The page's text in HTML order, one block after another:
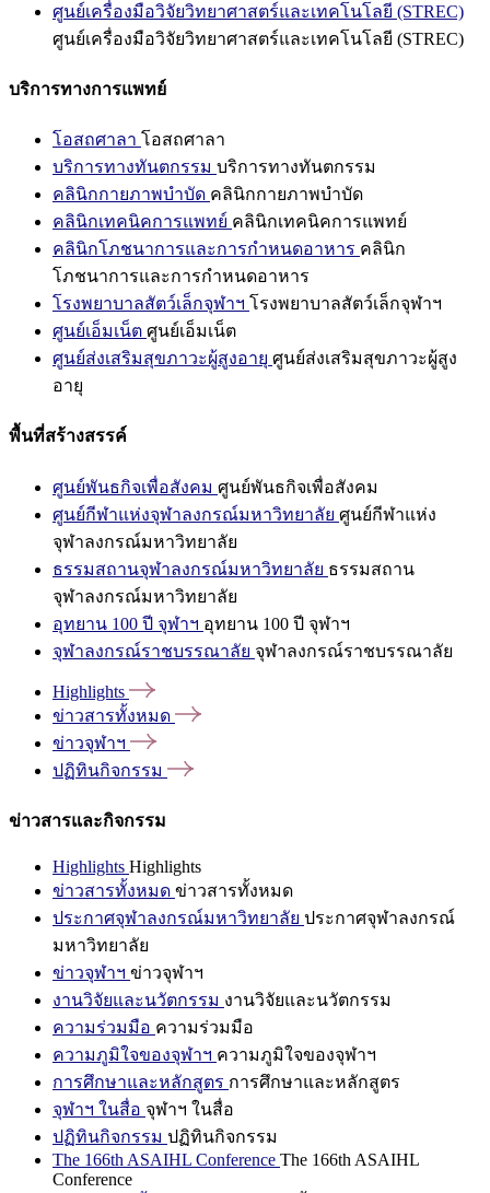
ศูนย์เครื่องมือวิจัยวิทยาศาสตร์และเทคโนโลยี (STREC)
ศูนย์เครื่องมือวิจัยวิทยาศาสตร์และเทคโนโลยี (STREC)
บริการทางการแพทย์
โอสถศาลา โอสถศาลา
บริการทางทันตกรรม บริการทางทันตกรรม
คลินิกกายภาพบำบัด คลินิกกายภาพบำบัด
คลินิกเทคนิคการแพทย์ คลินิกเทคนิคการแพทย์
คลินิกโภชนาการและการกำหนดอาหาร คลินิก
โภชนาการและการกำหนดอาหาร
โรงพยาบาลสัตว์เล็กจุฬาฯ โรงพยาบาลสัตว์เล็กจุฬาฯ
ศูนย์เอ็มเน็ต ศูนย์เอ็มเน็ต
ศูนย์ส่งเสริมสุขภาวะผู้สูงอายุ ศูนย์ส่งเสริมสุขภาวะผู้สูง
อายุ
พื้นที่สร้างสรรค์
ศูนย์พันธกิจเพื่อสังคม ศูนย์พันธกิจเพื่อสังคม
ศูนย์กีฬาแห่งจุฬาลงกรณ์มหาวิทยาลัย ศูนย์กีฬาแห่ง
จุฬาลงกรณ์มหาวิทยาลัย
ธรรมสถานจุฬาลงกรณ์มหาวิทยาลัย ธรรมสถาน
จุฬาลงกรณ์มหาวิทยาลัย
อุทยาน 100 ปี จุฬาฯ อุทยาน 100 ปี จุฬาฯ
จุฬาลงกรณ์ราชบรรณาลัย จุฬาลงกรณ์ราชบรรณาลัย
Highlights
ข่าวสารทั้งหมด
ข่าวจุฬาฯ
ปฏิทินกิจกรรม
ข่าวสารและกิจกรรม
Highlights Highlights
ข่าวสารทั้งหมด ข่าวสารทั้งหมด
ประกาศจุฬาลงกรณ์มหาวิทยาลัย ประกาศจุฬาลงกรณ์
มหาวิทยาลัย
ข่าวจุฬาฯ ข่าวจุฬาฯ
งานวิจัยและนวัตกรรม งานวิจัยและนวัตกรรม
ความร่วมมือ ความร่วมมือ
ความภูมิใจของจุฬาฯ ความภูมิใจของจุฬาฯ
การศึกษาและหลักสูตร การศึกษาและหลักสูตร
จุฬาฯ ในสื่อ จุฬาฯ ในสื่อ
ปฏิทินกิจกรรม ปฏิทินกิจกรรม
The 166th ASAIHL Conference The 166th ASAIHL
Conference